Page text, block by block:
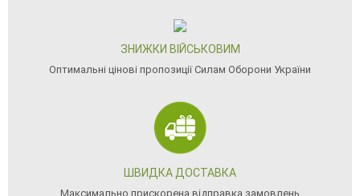
ЗНИЖКИ ВІЙСЬКОВИМ
Оптимальні цінові пропозиції Силам Оборони України
ШВИДКА ДОСТАВКА
Максимально прискорена відправка замовлень